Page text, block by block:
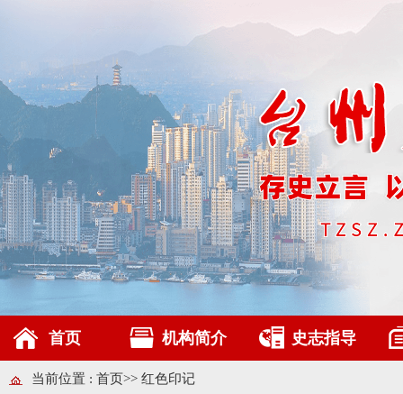
首页 机构简介 史志指导
当前位置 : 首页>> 红色印记